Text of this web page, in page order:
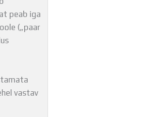
peab iga
(„paar
vastav